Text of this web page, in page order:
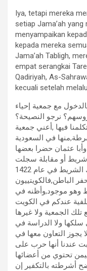
Iya, tetapi mereka
setiap Jama’ah
menyampaikan
kepada mereka
Jama’ah Tabligh,
empat serangkai
Qadiriyah, As-
kecuali setelah
مع جمعية إحياء
نرجو النصيحة؟
فيها ,أعني جمعية
في السعودية
عثمان حضرا بعضها
شريط أو مقابلة سجلت
معي من قبل بعض الكويتيين وكان ذلك الشريط في عام 1422
الباطن,فالكويتييون
وهو موجود,وأظنه في
تلك الجمعية ولا غيرها
ولا الدراسة في
يجوز التعاون معها في
عندنا أنها حرب على
تحتوي من أعضائها
أشرطته بالتكفير إن